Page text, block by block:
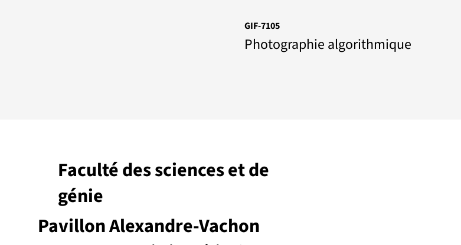
GIF-7105
Photographie algorithmique
Pavillon Alexandre-Vachon
Faculté des sciences et de
génie